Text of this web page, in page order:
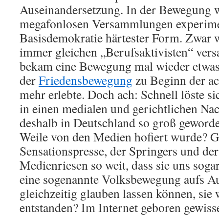
Auseinandersetzung. In der Bewegung
megafonlosen Versammlungen
Basisdemokratie härtester Form. Zwar
immer gleichen „Berufsaktivisten“
bekam eine Bewegung mal wieder
derFriedensbewegung zu Beginn der
mehr erlebte. Doch ach: Schnell löste
in einen medialen und gerichtlichen
deshalb in Deutschland so groß
Weile von den Medien hofiert wurde?
Sensationspresse, der Springers und
Medienriesen so weit, dass sie uns
eine sogenannte Volksbewegung aufs
gleichzeitig glauben lassen können, sie
entstanden? Im Internet geboren